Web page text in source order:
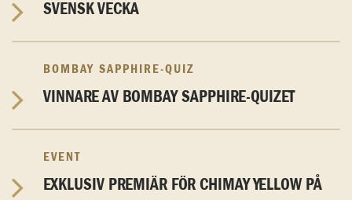
SVENSK VECKA
BOMBAY SAPPHIRE-QUIZ
VINNARE AV BOMBAY SAPPHIRE-QUIZET
EVENT
EXKLUSIV PREMIÄR FÖR CHIMAY YELLOW PÅ